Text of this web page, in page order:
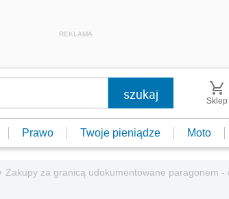
REKLAMA
Sklep
Prawo Twoje pieniądze Moto
Zakupy za granicą udokumentowane paragonem -